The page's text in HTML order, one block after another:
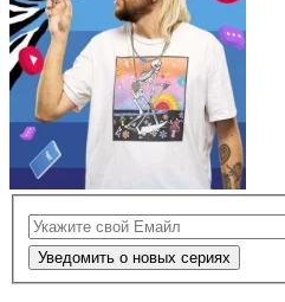
Уведомить о новых сериях